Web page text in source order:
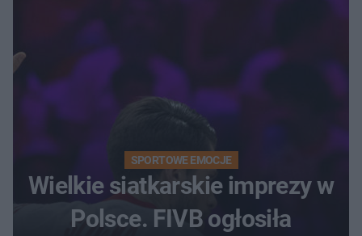
SPORTOWE EMOCJE
Wielkie siatkarskie imprezy w
Polsce. FIVB ogłosiła